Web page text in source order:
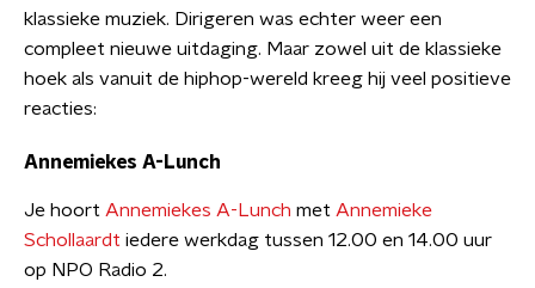
klassieke muziek. Dirigeren was echter weer een
compleet nieuwe uitdaging. Maar zowel uit de klassieke
hoek als vanuit de hiphop-wereld kreeg hij veel positieve
reacties:
Annemiekes A-Lunch
Je hoort Annemiekes A-Lunch met Annemieke
Schollaardt iedere werkdag tussen 12.00 en 14.00 uur
op NPO Radio 2.